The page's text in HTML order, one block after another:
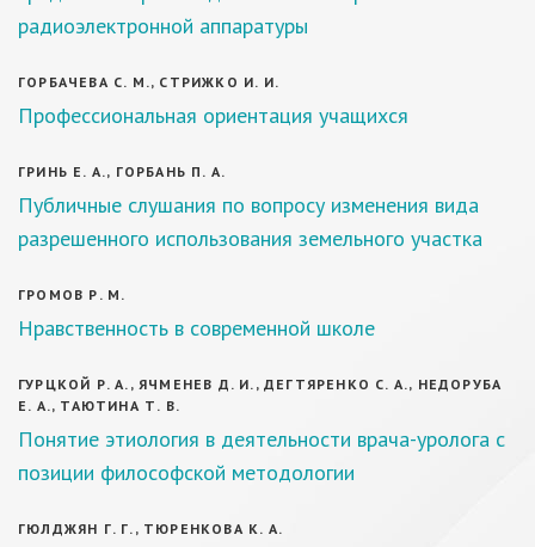
радиоэлектронной аппаратуры
ГОРБАЧЕВА С. М., СТРИЖКО И. И.
Профессиональная ориентация учащихся
ГРИНЬ Е. А., ГОРБАНЬ П. А.
Публичные слушания по вопросу изменения вида
разрешенного использования земельного участка
ГРОМОВ Р. М.
Нравственность в современной школе
ГУРЦКОЙ Р. А., ЯЧМЕНЕВ Д. И., ДЕГТЯРЕНКО С. А., НЕДОРУБА
Е. А., ТАЮТИНА Т. В.
Понятие этиология в деятельности врача-уролога с
позиции философской методологии
ГЮЛДЖЯН Г. Г., ТЮРЕНКОВА К. А.